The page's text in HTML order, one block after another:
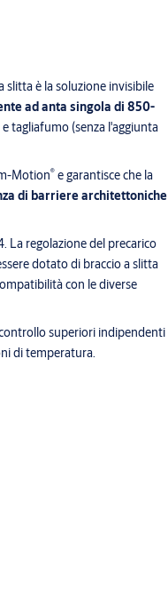
slitta è la soluzione invisibile
ad anta singola di 850-
tagliafumo (senza l'aggiunta
Motion® e garantisce che la
di barriere architettoniche
La regolazione del precarico
dotato di braccio a slitta
con le diverse
superiori indipendenti
di temperatura.